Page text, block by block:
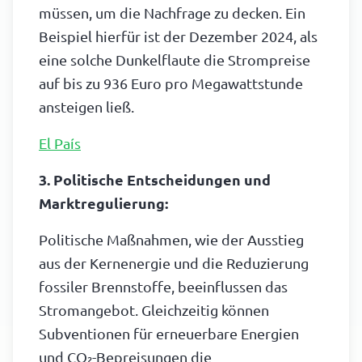
müssen, um die Nachfrage zu decken. Ein
Beispiel hierfür ist der Dezember 2024, als
eine solche Dunkelflaute die Strompreise
auf bis zu 936 Euro pro Megawattstunde
ansteigen ließ.
El País
3. Politische Entscheidungen und
Marktregulierung:
Politische Maßnahmen, wie der Ausstieg
aus der Kernenergie und die Reduzierung
fossiler Brennstoffe, beeinflussen das
Stromangebot. Gleichzeitig können
Subventionen für erneuerbare Energien
und CO₂-Bepreisungen die